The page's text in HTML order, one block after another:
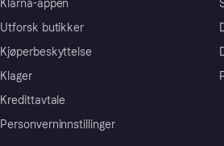
Klarna-appen
Utforsk butikker
Kjøperbeskyttelse
Klager
Kredittavtale
Personverninnstillinger